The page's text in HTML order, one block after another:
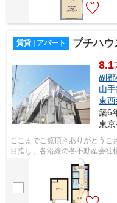
賃貸 | アパート プチハウ
8.1
副
山
東
築6
東
ここまでご覧頂きありがとうご
目指し、各沿線の各不動産会社
様へ提供しております！最新の